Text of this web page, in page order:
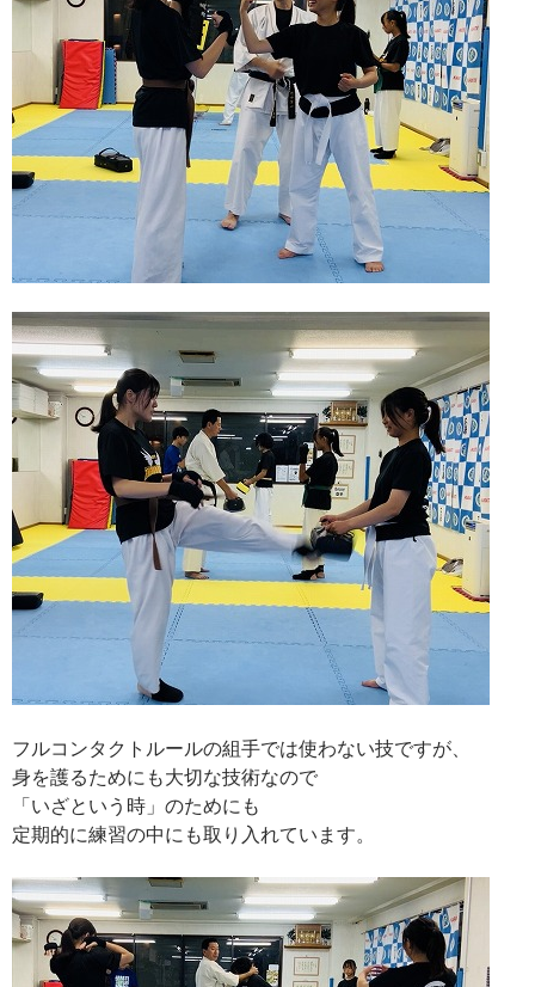
フルコンタクトルールの組手では使わない技ですが、
身を護るためにも大切な技術なので
「いざという時」のためにも
定期的に練習の中にも取り入れています。